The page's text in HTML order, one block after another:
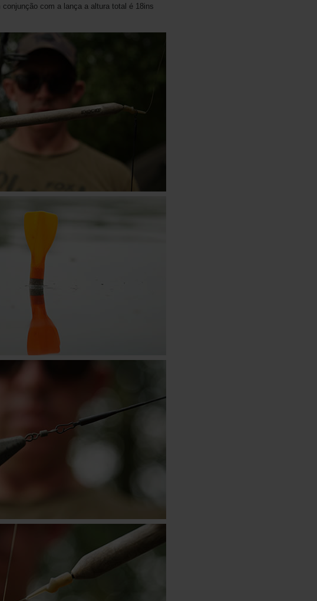
conjunção com a lança a altura total é 18ins